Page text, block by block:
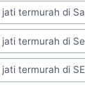
termurah di
termurah di
termurah di